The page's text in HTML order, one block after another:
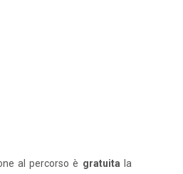
al percorso è gratuita la